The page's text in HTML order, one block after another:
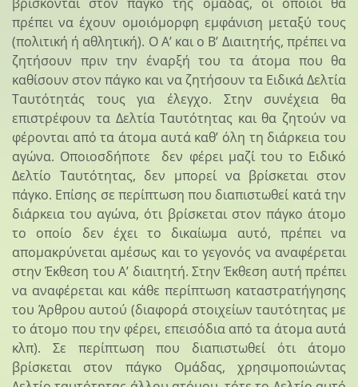
πρέπει να έχουν ομοιόμορφη εμφάνιση μεταξύ τους
(πολιτική ή αθλητική). Ο Α’ και ο Β’ Διαιτητής, πρέπει να
ζητήσουν πριν την έναρξή του τα άτομα που θα
καθίσουν στον πάγκο και να ζητήσουν τα Ειδικά Δελτία
Ταυτότητάς τους για έλεγχο. Στην συνέχεια θα
επιστρέφουν τα Δελτία Ταυτότητας και θα ζητούν να
φέρονται από τα άτομα αυτά καθ’ όλη τη διάρκεια του
αγώνα. Οποιοσδήποτε δεν φέρει μαζί του το Ειδικό
Δελτίο Ταυτότητας, δεν μπορεί να βρίσκεται στον
πάγκο. Επίσης σε περίπτωση που διαπιστωθεί κατά την
διάρκεια του αγώνα, ότι βρίσκεται στον πάγκο άτομο
το οποίο δεν έχει το δικαίωμα αυτό, πρέπει να
απομακρύνεται αμέσως και το γεγονός να αναφέρεται
στην Έκθεση του Α’ διαιτητή. Στην Έκθεση αυτή πρέπει
να αναφέρεται και κάθε περίπτωση καταστρατήγησης
του Άρθρου αυτού (διαφορά στοιχείων ταυτότητας με
το άτομο που την φέρει, επεισόδια από τα άτομα αυτά
κλπ). Σε περίπτωση που διαπιστωθεί ότι άτομο
βρίσκεται στον πάγκο Ομάδας, χρησιμοποιώντας